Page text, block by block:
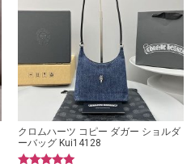
クロムハーツ コピー ダガー ショルダ
ーバッグ Kui14128